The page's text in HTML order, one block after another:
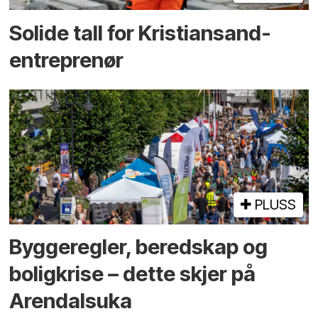
Solide tall for Kristiansand-
entreprenør
PLUSS
Bygge­regler, beredskap og
bolig­krise – dette skjer på
Arendals­uka